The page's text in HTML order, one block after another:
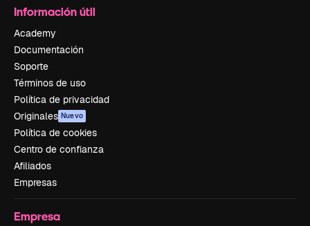
Información útil
Academy
Documentación
Soporte
Términos de uso
Política de privacidad
Originales Nuevo
Política de cookies
Centro de confianza
Afiliados
Empresas
Empresa